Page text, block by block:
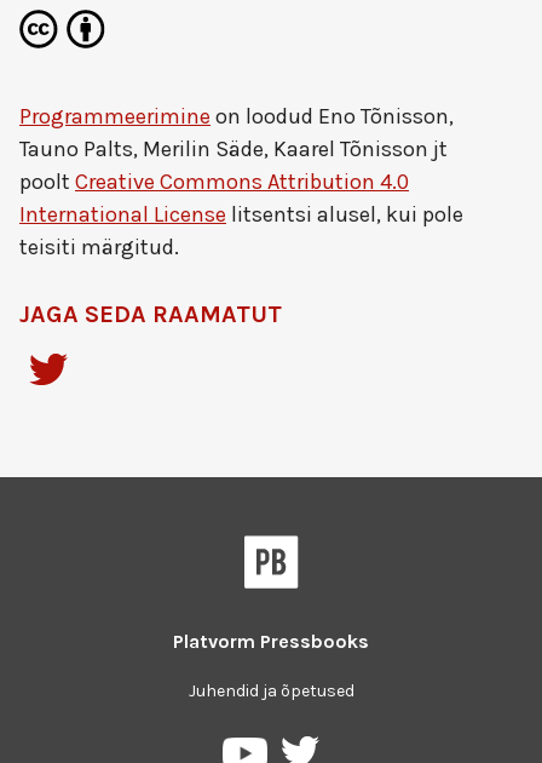
Programmeerimine on loodud Eno Tõnisson,
Tauno Palts, Merilin Säde, Kaarel Tõnisson jt
poolt Creative Commons Attribution 4.0
International License litsentsi alusel, kui pole
teisiti märgitud.
JAGA SEDA RAAMATUT
Platvorm Pressbooks
Juhendid ja õpetused
PressbooksPressbooks